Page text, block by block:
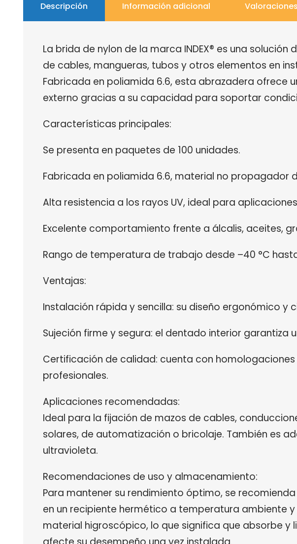
Descripción Información adicional
La brida de nylon de la marca INDEX® es una
de cables, mangueras, tubos y otros elementos en
Fabricada en poliamida 6.6, esta abrazadera
externo gracias a su capacidad para soportar
Características principales:
Se presenta en paquetes de 100 unidades.
Fabricada en poliamida 6.6, material no propagador
Alta resistencia a los rayos UV, ideal para
Excelente comportamiento frente a álcalis, aceites,
Rango de temperatura de trabajo desde –40 °C
Ventajas:
Instalación rápida y sencilla: su diseño ergonómico y
Sujeción firme y segura: el dentado interior garantiza
Certificación de calidad: cuenta con
profesionales.
Aplicaciones recomendadas:
Ideal para la fijación de mazos de cables,
solares, de automatización o bricolaje. También es
ultravioleta.
Recomendaciones de uso y almacenamiento:
Para mantener su rendimiento óptimo, se
en un recipiente hermético a temperatura ambiente y
material higroscópico, lo que significa que absorbe y